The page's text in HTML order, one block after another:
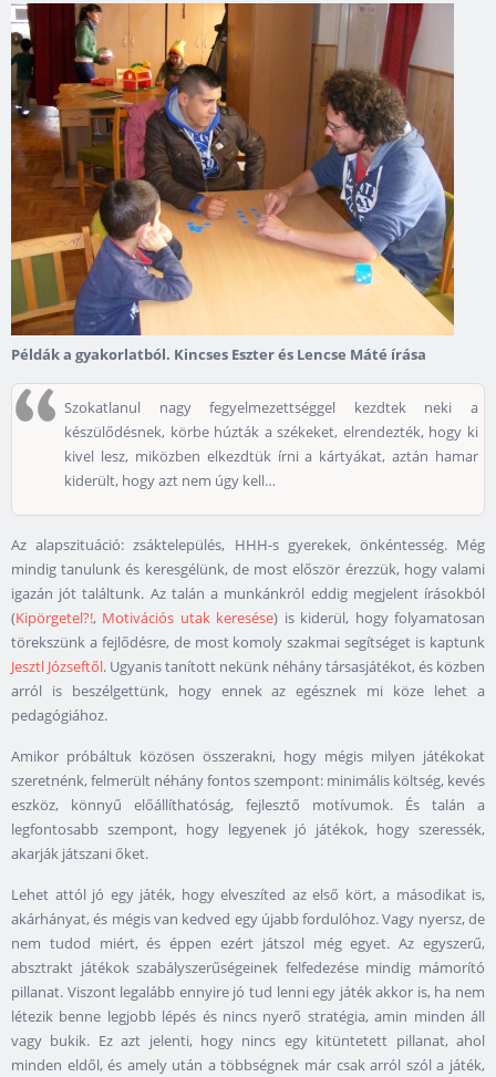
Példák a gyakorlatból. Kincses Eszter és Lencse Máté írása
Szokatlanul nagy fegyelmezettséggel kezdtek neki a
készülődésnek, körbe húzták a székeket, elrendezték, hogy ki
kivel lesz, miközben elkezdtük írni a kártyákat, aztán hamar
kiderült, hogy azt nem úgy kell…
Az alapszituáció: zsáktelepülés, HHH-s gyerekek, önkéntesség. Még
mindig tanulunk és keresgélünk, de most először érezzük, hogy valami
igazán jót találtunk. Az talán a munkánkról eddig megjelent írásokból
(Kipörgetel?!, Motivációs utak keresése) is kiderül, hogy folyamatosan
törekszünk a fejlődésre, de most komoly szakmai segítséget is kaptunk
Jesztl Józseftől. Ugyanis tanított nekünk néhány társasjátékot, és közben
arról is beszélgettünk, hogy ennek az egésznek mi köze lehet a
pedagógiához.
Amikor próbáltuk közösen összerakni, hogy mégis milyen játékokat
szeretnénk, felmerült néhány fontos szempont: minimális költség, kevés
eszköz, könnyű előállíthatóság, fejlesztő motívumok. És talán a
legfontosabb szempont, hogy legyenek jó játékok, hogy szeressék,
akarják játszani őket.
Lehet attól jó egy játék, hogy elveszíted az első kört, a másodikat is,
akárhányat, és mégis van kedved egy újabb fordulóhoz. Vagy nyersz, de
nem tudod miért, és éppen ezért játszol még egyet. Az egyszerű,
absztrakt játékok szabályszerűségeinek felfedezése mindig mámorító
pillanat. Viszont legalább ennyire jó tud lenni egy játék akkor is, ha nem
létezik benne legjobb lépés és nincs nyerő stratégia, amin minden áll
vagy bukik. Ez azt jelenti, hogy nincs egy kitüntetett pillanat, ahol
minden eldől, és amely után a többségnek már csak arról szól a játék,